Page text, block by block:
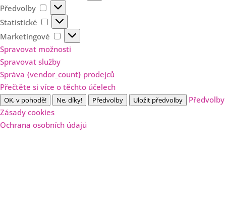
Předvolby
Předvolby
Statistické
Statistické
Marketingové
Marketingové
Spravovat možnosti
Spravovat služby
Správa {vendor_count} prodejců
Přečtěte si více o těchto účelech
OK, v pohodě! Ne, díky! Předvolby Uložit předvolby
Předvolby
Zásady cookies
Ochrana osobních údajů